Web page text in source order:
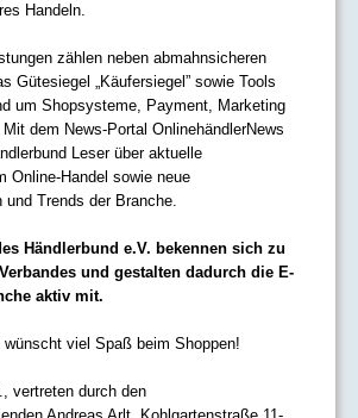
Handeln.
zählen neben abmahnsicheren
Gütesiegel „Käufersiegel” sowie Tools
um Shopsysteme, Payment, Marketing
dem News-Portal OnlinehändlerNews
Leser über aktuelle
Online-Handel sowie neue
und Trends der Branche.
Händlerbund e.V. bekennen sich zu
und gestalten dadurch die E-
aktiv mit.
wünscht viel Spaß beim Shoppen!
vertreten durch den